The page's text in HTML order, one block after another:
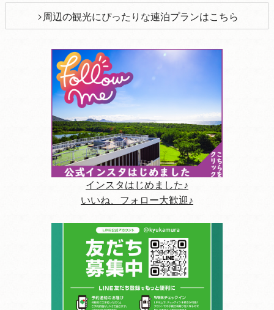
周辺の観光にぴったりな連泊プランはこちら
インスタはじめました♪
いいね、フォロー大歓迎♪